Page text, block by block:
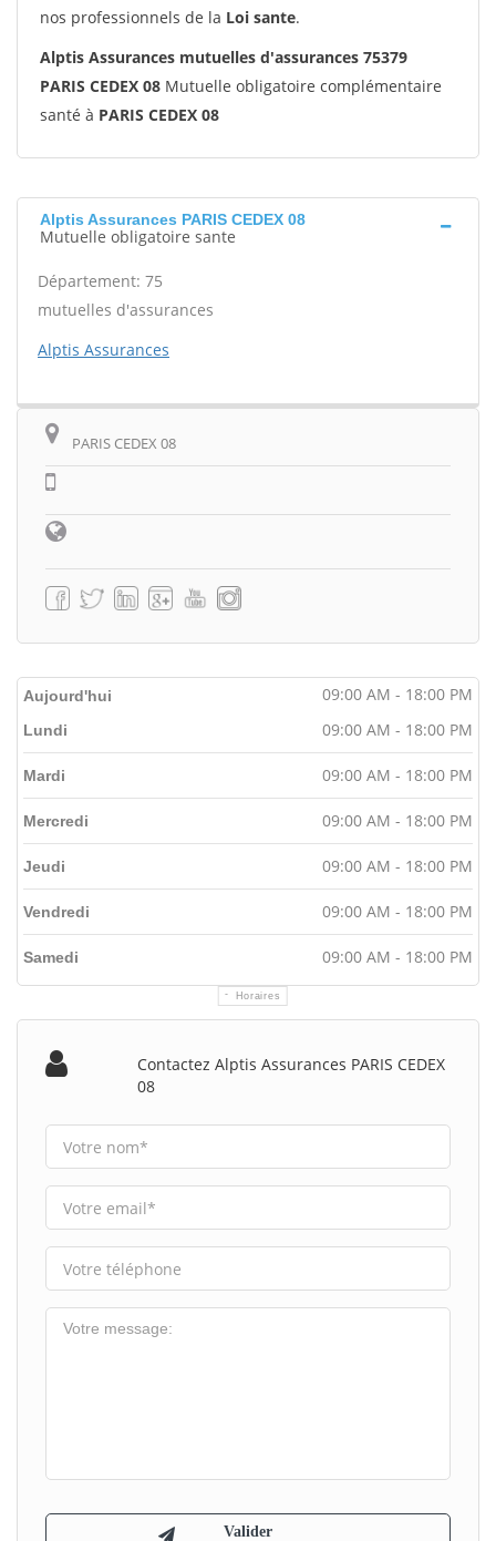
nos professionnels de la Loi sante.
Alptis Assurances mutuelles d'assurances 75379
PARIS CEDEX 08 Mutuelle obligatoire complémentaire
santé à PARIS CEDEX 08
Alptis Assurances PARIS CEDEX 08
Mutuelle obligatoire sante
Département: 75
mutuelles d'assurances
Alptis Assurances
PARIS CEDEX 08
Aujourd'hui 09:00 AM - 18:00 PM
Horaires
Lundi 09:00 AM - 18:00 PM
Mardi 09:00 AM - 18:00 PM
Mercredi 09:00 AM - 18:00 PM
Jeudi 09:00 AM - 18:00 PM
Vendredi 09:00 AM - 18:00 PM
Samedi 09:00 AM - 18:00 PM
Contactez Alptis Assurances PARIS CEDEX
08